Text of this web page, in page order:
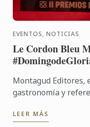
EVENTOS, NOTICIAS
Le Cordon Bleu
Montagud Editores,
gastronomía y
Premios ...
LEER MÁS